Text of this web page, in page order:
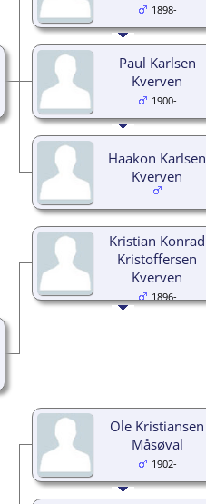
1898-
Paul Karlsen
Kverven
1900-
Haakon Karlsen
Kverven
Kristian Konrad
Kristoffersen
Kverven
1896-
Ole Kristiansen
Måsøval
1902-